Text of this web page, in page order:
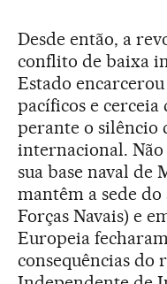
Desde então, a
conflito de baixa
Estado
pacíficos e
perante o silêncio
internacional.
sua base naval de
mantêm a sede
Forças Navais) e
Europeia
consequências do